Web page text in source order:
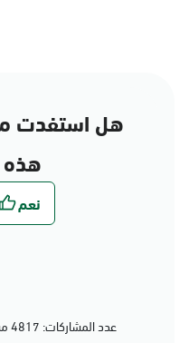
هل استفدت
عدد المشاركات: 4817 مشاركة (74%) أعجبهم المحتوى